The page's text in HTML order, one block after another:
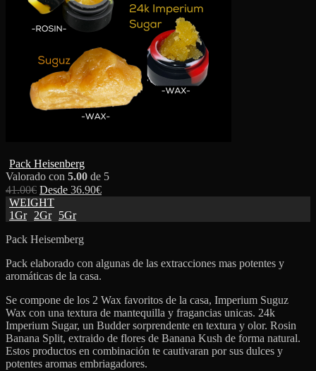
Pack Heisenberg
Valorado con 5.00 de 5
41.00€ Desde 36.90€
WEIGHT
1Gr 2Gr
5Gr
Pack Heisemberg
Pack elaborado con algunas de las extracciones mas potentes y
aromáticas de la casa.
Se compone de los 2 Wax favoritos de la casa, Imperium Suguz
Wax con una textura de mantequilla y fragancias unicas. 24k
Imperium Sugar, un Budder sorprendente en textura y olor. Rosin
Banana Split, extraido de flores de Banana Kush de forma natural.
Estos productos en combinación te cautivaran por sus dulces y
potentes aromas embriagadores.